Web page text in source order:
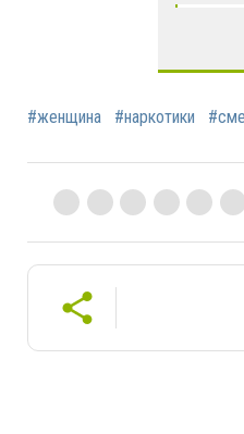
#женщина #наркотики